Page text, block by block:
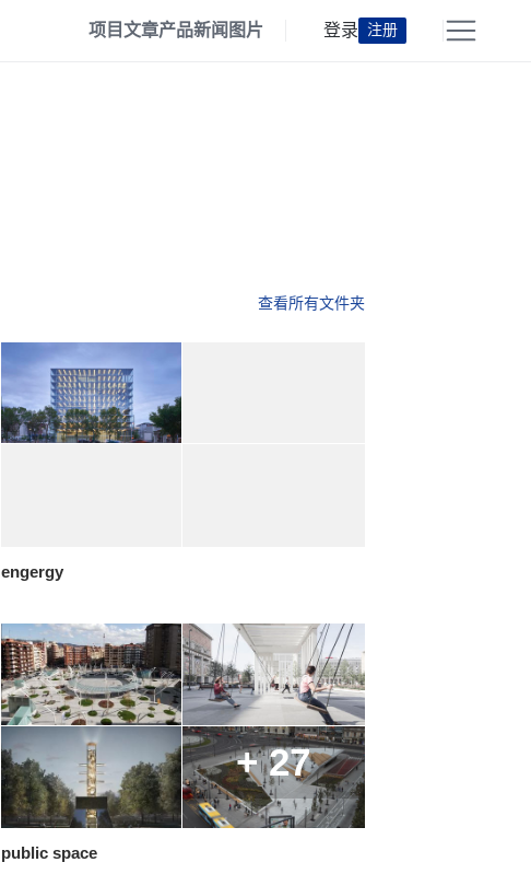
项目文章产品新闻 图片 登录 注册
查看所有文件夹
engergy
+ 27
public space